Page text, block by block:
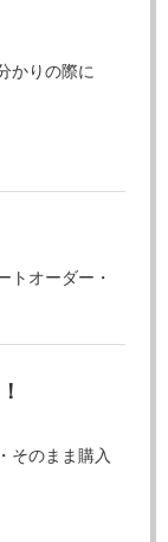
かりの際に
トオーダー・
そのまま購入